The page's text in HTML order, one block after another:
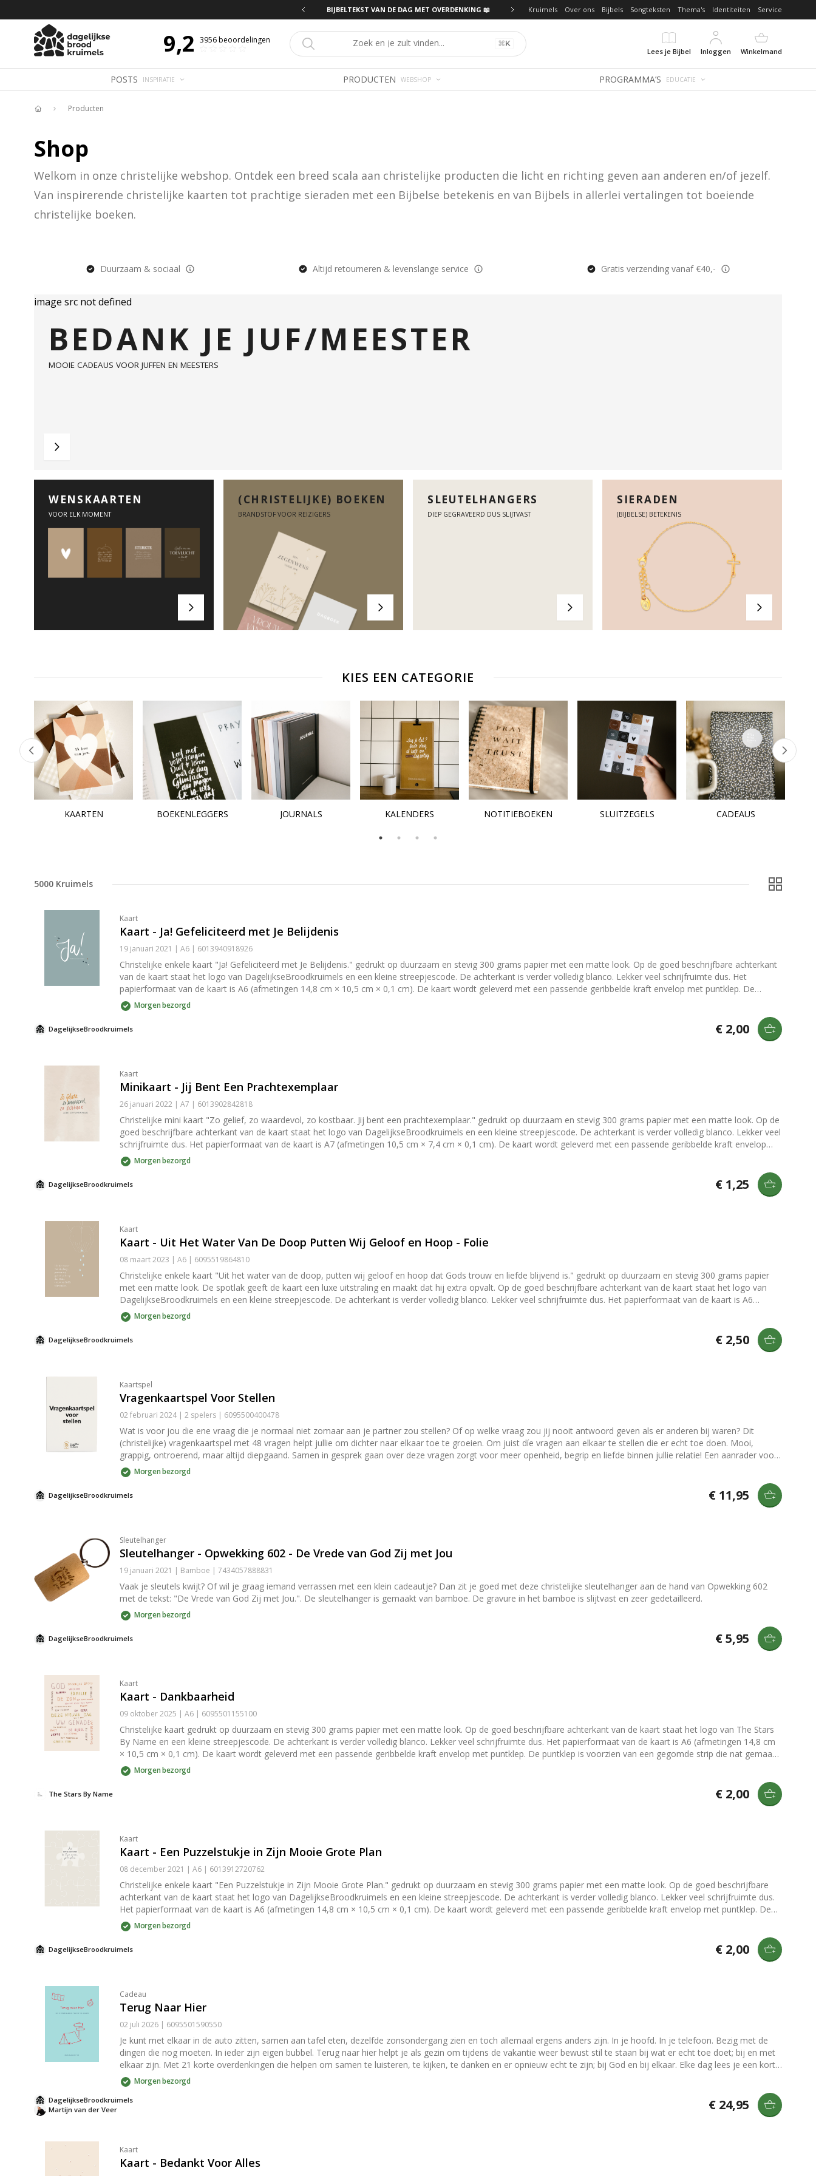
BIJBELTEKST VAN DE DAG MET OVERDENKING 📖 Kruimels Over ons Bijbels Songteksten Thema's Identiteiten Service
9,2 3956beoordelingen ⌘K
Lees je Bijbel
Inloggen Winkelmand
POSTS INSPIRATIE PRODUCTEN WEBSHOP PROGRAMMA’S EDUCATIE
Producten
Shop
Welkom in onze christelijke webshop. Ontdek een breed scala aan christelijke producten die licht en richting geven aan anderen en/of jezelf.
Van inspirerende christelijke kaarten tot prachtige sieraden met een Bijbelse betekenis en van Bijbels in allerlei vertalingen tot boeiende
christelijke boeken.
Duurzaam & sociaal Altijd retourneren & levenslange service Gratis verzending vanaf €40,-
image src not defined
BEDANK JE JUF/MEESTER
MOOIE CADEAUS VOOR JUFFEN EN MEESTERS
WENSKAARTEN
VOOR ELK MOMENT
(CHRISTELIJKE) BOEKEN
BRANDSTOF VOOR REIZIGERS
SLEUTELHANGERS
DIEP GEGRAVEERD DUS SLIJTVAST
SIERADEN
(BIJBELSE) BETEKENIS
KIES EEN CATEGORIE
KAARTEN BOEKENLEGGERS JOURNALS KALENDERS NOTITIEBOEKEN SLUITZEGELS CADEAUS
5000 Kruimels
Kaart
Kaart - Ja! Gefeliciteerd met Je Belijdenis
19 januari 2021 | A6 | 6013940918926
Christelijke enkele kaart "Ja! Gefeliciteerd met Je Belijdenis." gedrukt op duurzaam en stevig 300 grams papier met een matte look. Op de goed beschrijfbare achterkant
van de kaart staat het logo van DagelijkseBroodkruimels en een kleine streepjescode. De achterkant is verder volledig blanco. Lekker veel schrijfruimte dus. Het
papierformaat van de kaart is A6 (afmetingen 14,8 cm × 10,5 cm × 0,1 cm). De kaart wordt geleverd met een passende geribbelde kraft envelop met puntklep. De
puntklep is voorzien van een gegomde strip die nat gemaakt moet worden om de envelop dicht te plakken. Tip: Kaarten zijn niet alleen leuk om te versturen, maar ook
om thuis in je interieur te zetten. Het papier is stevig genoeg om de kaarten zonder hulpmiddelen tegen een wand of ander voorwerp te laten staan. Toch iets leuks
kopen om kaarten mee neer te zetten of op te hangen? Bekijk dan onze [klemborden](/producten/klemborden) en [kaartenhouders](/producten/hangers-en-houders).
Morgen bezorgd
DagelijkseBroodkruimels € 2,00
Kaart
Minikaart - Jij Bent Een Prachtexemplaar
26 januari 2022 | A7 | 6013902842818
Christelijke mini kaart "Zo gelief, zo waardevol, zo kostbaar. Jij bent een prachtexemplaar." gedrukt op duurzaam en stevig 300 grams papier met een matte look. Op de
goed beschrijfbare achterkant van de kaart staat het logo van DagelijkseBroodkruimels en een kleine streepjescode. De achterkant is verder volledig blanco. Lekker veel
schrijfruimte dus. Het papierformaat van de kaart is A7 (afmetingen 10,5 cm × 7,4 cm × 0,1 cm). De kaart wordt geleverd met een passende geribbelde kraft envelop
met puntklep. De puntklep is voorzien van een gegomde strip die nat gemaakt moet worden om de envelop dicht te plakken. Tip: Kaarten zijn niet alleen leuk om te
versturen, maar ook om thuis in je interieur te zetten. Het papier is stevig genoeg om de kaarten zonder hulpmiddelen tegen een wand of ander voorwerp te laten
staan. Toch iets leuks kopen om kaarten mee neer te zetten of op te hangen? Bekijk dan onze [klemborden](/producten/klemborden) en [kaartenhouders]
Morgen bezorgd
DagelijkseBroodkruimels € 1,25
Kaart
Kaart - Uit Het Water Van De Doop Putten Wij Geloof en Hoop - Folie
08 maart 2023 | A6 | 6095519864810
Christelijke enkele kaart "Uit het water van de doop, putten wij geloof en hoop dat Gods trouw en liefde blijvend is." gedrukt op duurzaam en stevig 300 grams papier
met een matte look. De spotlak geeft de kaart een luxe uitstraling en maakt dat hij extra opvalt. Op de goed beschrijfbare achterkant van de kaart staat het logo van
DagelijkseBroodkruimels en een kleine streepjescode. De achterkant is verder volledig blanco. Lekker veel schrijfruimte dus. Het papierformaat van de kaart is A6
(afmetingen 14,8 cm × 10,5 cm × 0,1 cm). De kaart wordt geleverd met een passende geribbelde kraft envelop met puntklep. De puntklep is voorzien van een gegomde
strip die nat gemaakt moet worden om de envelop dicht te plakken. Tip: Kaarten zijn niet alleen leuk om te versturen, maar ook om thuis in je interieur te zetten. Het
papier is stevig genoeg om de kaarten zonder hulpmiddelen tegen een wand of ander voorwerp te laten staan. Toch iets leuks kopen om kaarten mee neer te zetten of
Morgen bezorgd
DagelijkseBroodkruimels € 2,50
Kaartspel
Vragenkaartspel Voor Stellen
02 februari 2024 | 2 spelers | 6095500400478
Wat is voor jou die ene vraag die je normaal niet zomaar aan je partner zou stellen? Of op welke vraag zou jij nooit antwoord geven als er anderen bij waren? Dit
(christelijke) vragenkaartspel met 48 vragen helpt jullie om dichter naar elkaar toe te groeien. Om juist díe vragen aan elkaar te stellen die er echt toe doen. Mooi,
grappig, ontroerend, maar altijd diepgaand. Samen in gesprek gaan over deze vragen zorgt voor meer openheid, begrip en liefde binnen jullie relatie! Een aanrader voor
elk stel. Dit spel is ook geschikt voor stellen die verkering hebben of verloofd zijn. De vragen over seksualiteit kunnen worden overgeslagen.
Morgen bezorgd
DagelijkseBroodkruimels € 11,95
Sleutelhanger
Sleutelhanger - Opwekking 602 - De Vrede van God Zij met Jou
19 januari 2021 | Bamboe | 7434057888831
Vaak je sleutels kwijt? Of wil je graag iemand verrassen met een klein cadeautje? Dan zit je goed met deze christelijke sleutelhanger aan de hand van Opwekking 602
met de tekst: "De Vrede van God Zij met Jou.". De sleutelhanger is gemaakt van bamboe. De gravure in het bamboe is slijtvast en zeer gedetailleerd.
Morgen bezorgd
DagelijkseBroodkruimels € 5,95
Kaart
Kaart - Dankbaarheid
09 oktober 2025 | A6 | 6095501155100
Christelijke kaart gedrukt op duurzaam en stevig 300 grams papier met een matte look. Op de goed beschrijfbare achterkant van de kaart staat het logo van The Stars
By Name en een kleine streepjescode. De achterkant is verder volledig blanco. Lekker veel schrijfruimte dus. Het papierformaat van de kaart is A6 (afmetingen 14,8 cm
× 10,5 cm × 0,1 cm). De kaart wordt geleverd met een passende geribbelde kraft envelop met puntklep. De puntklep is voorzien van een gegomde strip die nat gemaakt
moet worden om de envelop dicht te plakken. Tip: Kaarten zijn niet alleen leuk om te versturen, maar ook om thuis in je interieur te zetten. Het papier is stevig genoeg
om de kaarten zonder hulpmiddelen tegen een wand of ander voorwerp te laten staan. Toch iets leuks kopen om kaarten mee neer te zetten of op te hangen? Bekijk
Morgen bezorgd
The Stars By Name € 2,00
Kaart
Kaart - Een Puzzelstukje in Zijn Mooie Grote Plan
08 december 2021 | A6 | 6013912720762
Christelijke enkele kaart "Een Puzzelstukje in Zijn Mooie Grote Plan." gedrukt op duurzaam en stevig 300 grams papier met een matte look. Op de goed beschrijfbare
achterkant van de kaart staat het logo van DagelijkseBroodkruimels en een kleine streepjescode. De achterkant is verder volledig blanco. Lekker veel schrijfruimte dus.
Het papierformaat van de kaart is A6 (afmetingen 14,8 cm × 10,5 cm × 0,1 cm). De kaart wordt geleverd met een passende geribbelde kraft envelop met puntklep. De
puntklep is voorzien van een gegomde strip die nat gemaakt moet worden om de envelop dicht te plakken. Tip: Kaarten zijn niet alleen leuk om te versturen, maar ook
om thuis in je interieur te zetten. Het papier is stevig genoeg om de kaarten zonder hulpmiddelen tegen een wand of ander voorwerp te laten staan. Toch iets leuks
kopen om kaarten mee neer te zetten of op te hangen? Bekijk dan onze [klemborden](/producten/klemborden) en [kaartenhouders](/producten/hangers-en-houders).
Morgen bezorgd
DagelijkseBroodkruimels € 2,00
Cadeau
Terug Naar Hier
02 juli 2026 | 6095501590550
Je kunt met elkaar in de auto zitten, samen aan tafel eten, dezelfde zonsondergang zien en toch allemaal ergens anders zijn. In je hoofd. In je telefoon. Bezig met de
dingen die nog moeten. In ieder zijn eigen bubbel. Terug naar hier helpt je als gezin om tijdens de vakantie weer bewust stil te staan bij wat er echt toe doet; bij en met
elkaar zijn. Met 21 korte overdenkingen die helpen om samen te luisteren, te kijken, te danken en er opnieuw echt te zijn; bij God en bij elkaar. Elke dag lees je een korte
overdenking met een Bijbeltekst (Kruimel van de dag), kun je een kleine oefening doen en is er een eenvoudige vraag om samen over door te praten. Geschikt voor
gezinnen met kinderen en tieners, zonder dat het kinderachtig wordt.
Morgen bezorgd
Martijn van der Veer
DagelijkseBroodkruimels € 24,95
Kaart
Kaart - Bedankt Voor Alles